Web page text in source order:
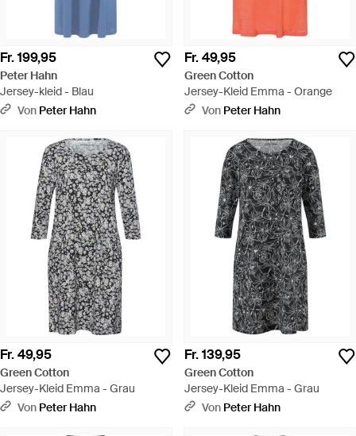
Fr. 199,95
Peter Hahn
Jersey-kleid - Blau
Von Peter Hahn
Fr. 49,95
Green Cotton
Jersey-Kleid Emma - Orange
Von Peter Hahn
Fr. 49,95
Green Cotton
Jersey-Kleid Emma - Grau
Von Peter Hahn
Fr. 139,95
Green Cotton
Jersey-Kleid Emma - Grau
Von Peter Hahn